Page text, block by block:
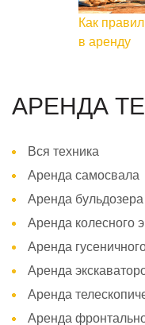
Как
в аренду
АРЕНДА
Вся техника
Аренда самосвала
Аренда бульдозера
Аренда колесного
Аренда
Аренда
Аренда
Аренда